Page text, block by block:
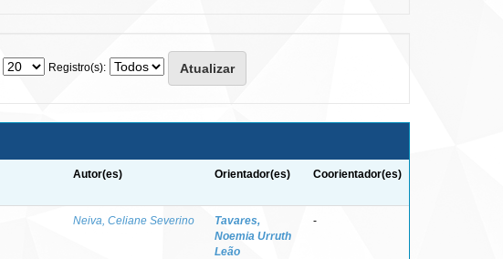
Registro(s):
Autor(es) Orientador(es) Coorientador(es)
Neiva, Celiane Severino
Tavares,
Noemia Urruth
Leão
-